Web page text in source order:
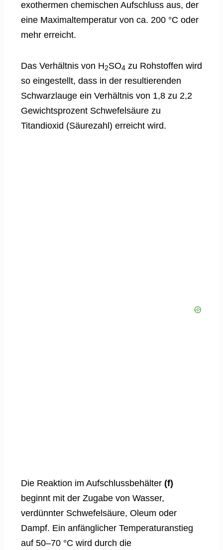
exothermen chemischen Aufschluss aus, der
eine Maximaltemperatur von ca. 200 °C oder
mehr erreicht.
Das Verhältnis von H2SO4 zu Rohstoffen wird
so eingestellt, dass in der resultierenden
Schwarzlauge ein Verhältnis von 1,8 zu 2,2
Gewichtsprozent Schwefelsäure zu
Titandioxid (Säurezahl) erreicht wird.
Die Reaktion im Aufschlussbehälter (f)
beginnt mit der Zugabe von Wasser,
verdünnter Schwefelsäure, Oleum oder
Dampf. Ein anfänglicher Temperaturanstieg
auf 50–70 °C wird durch die